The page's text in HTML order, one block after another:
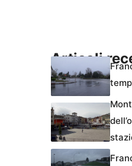
Articoli